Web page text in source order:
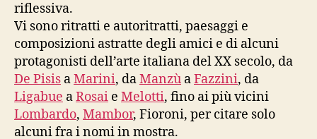
riflessiva.
Vi sono ritratti e autoritratti, paesaggi e
composizioni astratte degli amici e di alcuni
protagonisti dell’arte italiana del XX secolo, da
De Pisis aMarini, daManzù aFazzini, da
Ligabue aRosai e Melotti, fino ai più vicini
Lombardo, Mambor, Fioroni, per citare solo
alcuni fra i nomi in mostra.